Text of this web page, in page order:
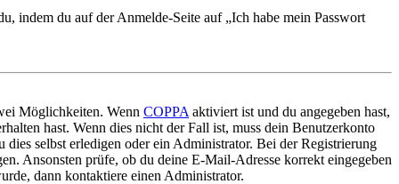
indem du auf der Anmelde-Seite auf „Ich habe mein Passwort
Möglichkeiten. Wenn COPPA aktiviert ist und du angegeben hast,
hast. Wenn dies nicht der Fall ist, muss dein Benutzerkonto
selbst erledigen oder ein Administrator. Bei der Registrierung
Ansonsten prüfe, ob du deine E-Mail-Adresse korrekt eingegeben
dann kontaktiere einen Administrator.